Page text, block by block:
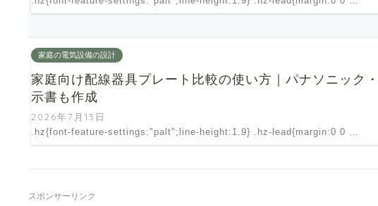
家庭の電気設備の設計
家庭向け配線器具プレート比較の使い方｜パナソニック
示書も作成
2026年7月13日
.hz{font-feature-settings:"palt";line-height:1.9} .hz-lead{margin:0 0 …
スポンサーリンク